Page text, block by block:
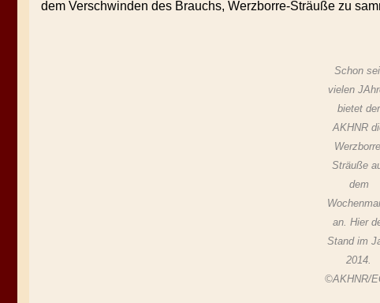
dem Verschwinden des Brauchs, Werzborre-Sträuße zu
Schon
vielen
bietet der
AKHNR
Sträuße
dem
an. Hier
Stand im
2014.
©AKHNR/